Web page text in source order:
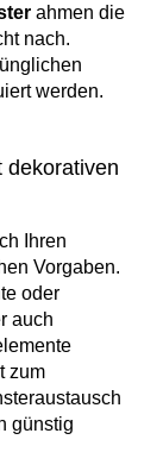
ahmen die
nach.
werden.
dekorativen
Ihren
Vorgaben.
oder
auch
zum
günstig